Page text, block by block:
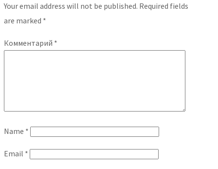
Your email address will not be published. Required fields
are marked *
Комментарий *
Name *
Email *